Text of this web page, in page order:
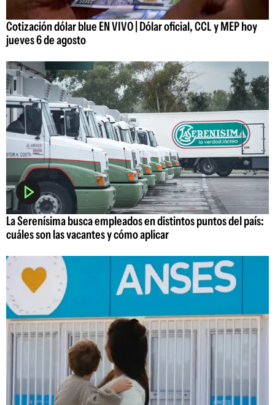
Cotización dólar blue EN VIVO | Dólar oficial, CCL y MEP hoy
jueves 6 de agosto
La Serenísima busca empleados en distintos puntos del país:
cuáles son las vacantes y cómo aplicar